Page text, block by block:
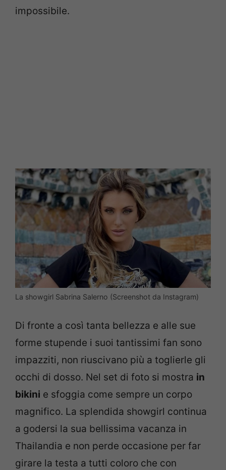
impossibile.
La showgirl Sabrina Salerno (Screenshot da Instagram)
Di fronte a così tanta bellezza e alle sue
forme stupende i suoi tantissimi fan sono
impazziti, non riuscivano più a toglierle gli
occhi di dosso. Nel set di foto si mostra in
bikini e sfoggia come sempre un corpo
magnifico. La splendida showgirl continua
a godersi la sua bellissima vacanza in
Thailandia e non perde occasione per far
girare la testa a tutti coloro che con